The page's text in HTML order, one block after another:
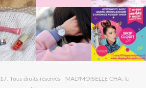
Tous droits réservés - MAD'MOISELLE CHA, le